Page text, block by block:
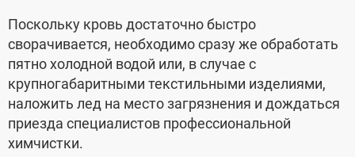
Поскольку кровь достаточно быстро
сворачивается, необходимо сразу же обработать
пятно холодной водой или, в случае с
крупногабаритными текстильными изделиями,
наложить лед на место загрязнения и дождаться
приезда специалистов профессиональной
химчистки.